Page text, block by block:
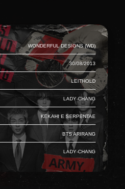
Wonderful Designs (WD)
30/08/2013
Leithold
Lady-Chang
Kekahi e Serpentae
BTS Arirang
Lady-Chang